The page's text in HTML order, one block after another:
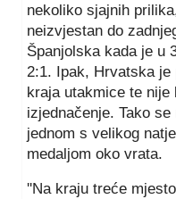
nekoliko sjajnih
neizvjestan do
Španjolska kada je u
2:1. Ipak, Hrvatska je
kraja utakmice te nije
izjednačenje. Tako
jednom s velikog
medaljom oko vrata.
''Na kraju treće